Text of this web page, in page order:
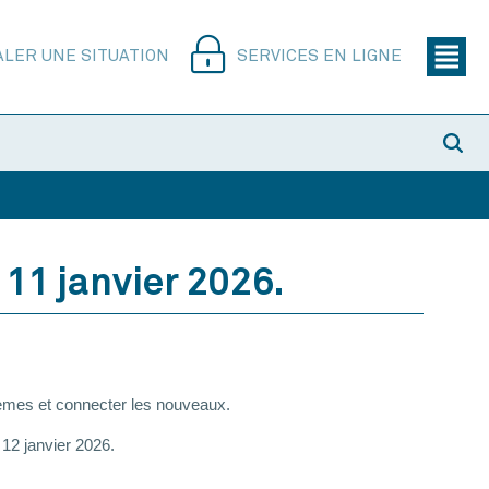
UNE SITUATION SERVICES EN LIGNE
janvier 2026.
et connecter les nouveaux.
janvier 2026.